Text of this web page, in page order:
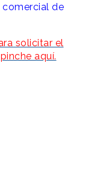
comercial de
solicitar el
aquí.